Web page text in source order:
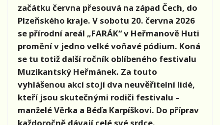
začátku června přesouvá na západ Čech, do
Plzeňského kraje. V sobotu 20. června 2026
se přírodní areál „FARÁK“ v Heřmanově Huti
promění v jedno velké voňavé pódium. Koná
se tu totiž další ročník oblíbeného festivalu
Muzikantský Heřmánek. Za touto
vyhlášenou akcí stojí dva neuvěřitelní lidé,
kteří jsou skutečnými rodiči festivalu –
manželé Věrka a Béďa Karpíškovi. Do příprav